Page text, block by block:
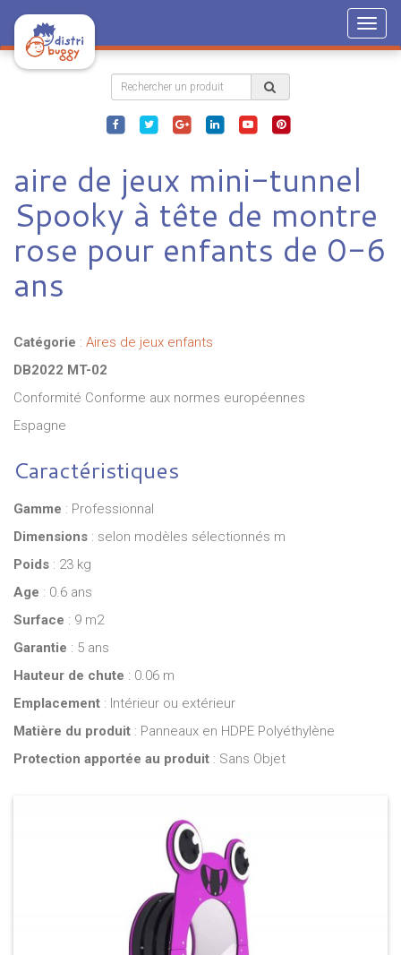
aire de jeux mini-tunnel
Spooky à tête de montre
rose pour enfants de 0-6
ans
Catégorie : Aires de jeux enfants
DB2022 MT-02
Conformité Conforme aux normes européennes
Espagne
Caractéristiques
Gamme : Professionnal
Dimensions : selon modèles sélectionnés m
Poids : 23 kg
Age : 0.6 ans
Surface : 9 m2
Garantie : 5 ans
Hauteur de chute : 0.06 m
Emplacement : Intérieur ou extérieur
Matière du produit : Panneaux en HDPE Polyéthylène
Protection apportée au produit : Sans Objet